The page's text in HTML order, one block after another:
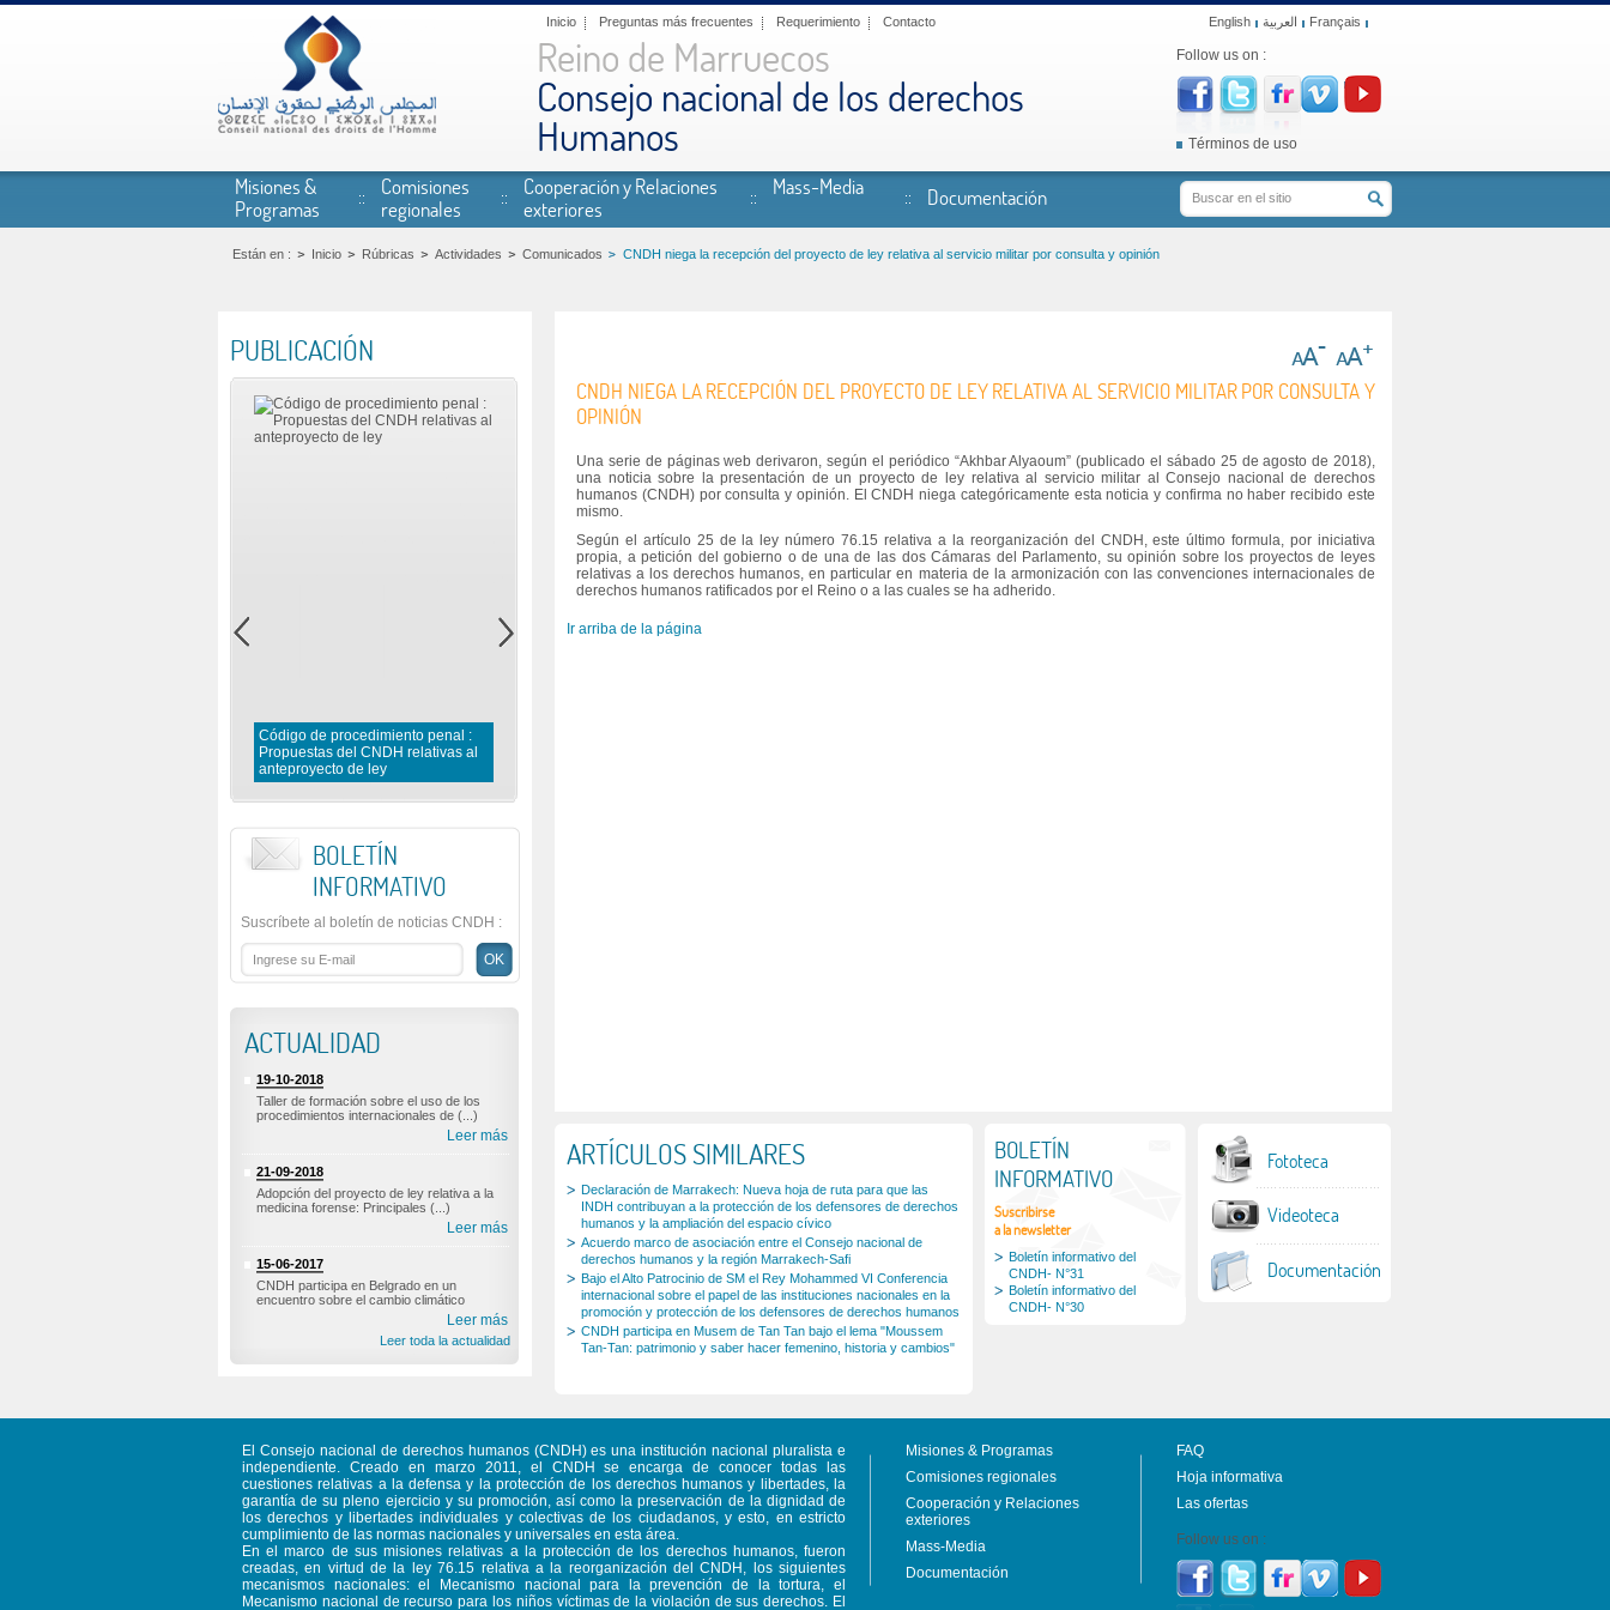
Pasar al contenido principal
Inicio Preguntas más frecuentes Requerimiento Contacto English العربية Français
Reino de Marruecos
Consejo nacional de los derechos
Humanos
Follow us on :
Términos de uso
Misiones &
Programas
Comisiones
regionales
Cooperación y Relaciones
exteriores
Mass-Media Documentación
Están en : Inicio Rúbricas Actividades Comunicados CNDH niega la recepción del proyecto de ley relativa al servicio militar por consulta y opinión
PUBLICACIÓN
Código de procedimiento penal :
Propuestas del CNDH relativas al
anteproyecto de ley
BOLETÍN
INFORMATIVO
Suscríbete al boletín de noticias CNDH :
ACTUALIDAD
19-10-2018
Taller de formación sobre el uso de los
procedimientos internacionales de (...)
Leer más
21-09-2018
Adopción del proyecto de ley relativa a la
medicina forense: Principales (...)
Leer más
15-06-2017
CNDH participa en Belgrado en un
encuentro sobre el cambio climático
Leer más
Leer toda la actualidad
CNDH NIEGA LA RECEPCIÓN DEL PROYECTO DE LEY RELATIVA AL SERVICIO MILITAR POR CONSULTA Y
OPINIÓN
Una serie de páginas web derivaron, según el periódico “Akhbar Alyaoum” (publicado el sábado 25 de agosto de 2018),
una noticia sobre la presentación de un proyecto de ley relativa al servicio militar al Consejo nacional de derechos
humanos (CNDH) por consulta y opinión. El CNDH niega categóricamente esta noticia y confirma no haber recibido este
mismo.
Según el artículo 25 de la ley número 76.15 relativa a la reorganización del CNDH, este último formula, por iniciativa
propia, a petición del gobierno o de una de las dos Cámaras del Parlamento, su opinión sobre los proyectos de leyes
relativas a los derechos humanos, en particular en materia de la armonización con las convenciones internacionales de
derechos humanos ratificados por el Reino o a las cuales se ha adherido.
Ir arriba de la página
ARTÍCULOS SIMILARES
Declaración de Marrakech: Nueva hoja de ruta para que las
INDH contribuyan a la protección de los defensores de derechos
humanos y la ampliación del espacio cívico
Acuerdo marco de asociación entre el Consejo nacional de
derechos humanos y la región Marrakech-Safi
Bajo el Alto Patrocinio de SM el Rey Mohammed VI Conferencia
internacional sobre el papel de las instituciones nacionales en la
promoción y protección de los defensores de derechos humanos
CNDH participa en Musem de Tan Tan bajo el lema "Moussem
Tan-Tan: patrimonio y saber hacer femenino, historia y cambios"
BOLETÍN
INFORMATIVO
Suscribirse
a la newsletter
Boletín informativo del
CNDH- N°31
Boletín informativo del
CNDH- N°30
Fototeca
Videoteca
Documentación
El Consejo nacional de derechos humanos (CNDH) es una institución nacional pluralista e
independiente. Creado en marzo 2011, el CNDH se encarga de conocer todas las
cuestiones relativas a la defensa y la protección de los derechos humanos y libertades, la
garantía de su pleno ejercicio y su promoción, así como la preservación de la dignidad de
los derechos y libertades individuales y colectivas de los ciudadanos, y esto, en estricto
cumplimiento de las normas nacionales y universales en esta área.
En el marco de sus misiones relativas a la protección de los derechos humanos, fueron
creadas, en virtud de la ley 76.15 relativa a la reorganización del CNDH, los siguientes
mecanismos nacionales: el Mecanismo nacional para la prevención de la tortura, el
Mecanismo nacional de recurso para los niños víctimas de la violación de sus derechos. El
Misiones & Programas
Comisiones regionales
Cooperación y Relaciones
exteriores
Mass-Media
Documentación
FAQ
Hoja informativa
Las ofertas
Follow us on :